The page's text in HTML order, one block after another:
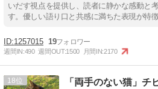
いだす視点を提供し、読者に静かな感動と
す。優しい語り口と共感に満ちた表現が特徴
1257015 19
週間IN:490 週間OUT:1500 月間IN:2170
18 「両手のない猫」チ